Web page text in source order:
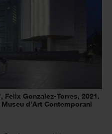
Gonzalez-Torres, 2021.
d'Art Contemporani